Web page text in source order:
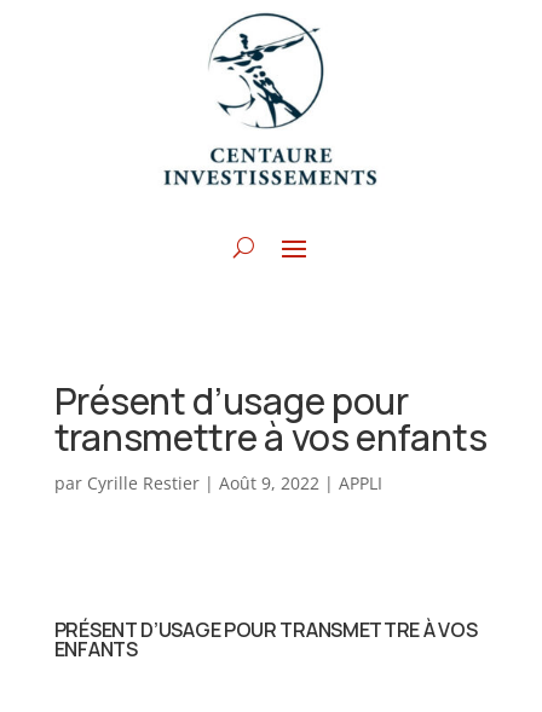
Présent d’usage pour
transmettre à vos enfants
par Cyrille Restier| Août 9, 2022| APPLI
PRÉSENT D’USAGE POUR TRANSMETTRE À VOS
ENFANTS